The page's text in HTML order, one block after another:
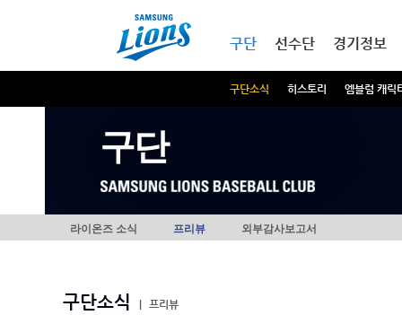
구단
구단소식 히스토리 엠블럼 캐릭
선수단 경기정보
구단
라이온즈 소식 프리뷰 외부감사보고서
구단소식
프리뷰